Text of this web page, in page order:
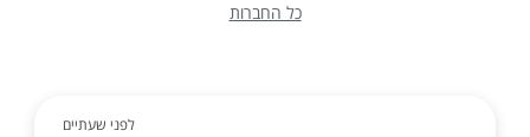
כל החברות
לפני שעתיים